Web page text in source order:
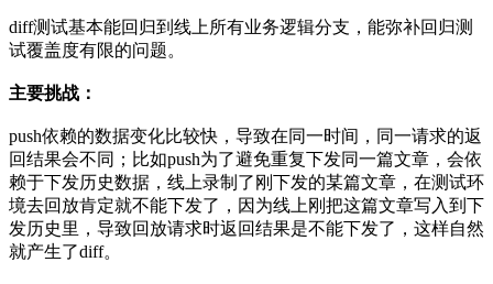
diff测试基本能回归到线上所有业务逻辑分支，能弥补回归测
试覆盖度有限的问题。
主要挑战：
push依赖的数据变化比较快，导致在同一时间，同一请求的返
回结果会不同；比如push为了避免重复下发同一篇文章，会依
赖于下发历史数据，线上录制了刚下发的某篇文章，在测试环
境去回放肯定就不能下发了，因为线上刚把这篇文章写入到下
发历史里，导致回放请求时返回结果是不能下发了，这样自然
就产生了diff。